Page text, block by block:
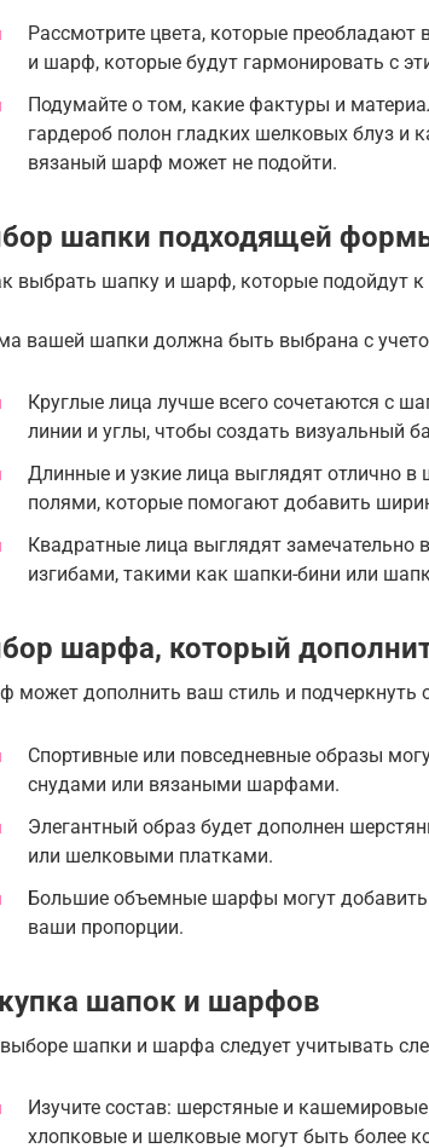
Рассмотрите цвета, которые
и шарф, которые будут гармонировать с
Подумайте о том, какие фактуры и
гардероб полон гладких шелковых блуз и
вязаный шарф может не подойти.
шапки подходящей
вашей шапки должна быть выбрана с
Круглые лица лучше всего сочетаются с
линии и углы, чтобы создать визуальный
Длинные и узкие лица выглядят отлично
полями, которые помогают добавить
Квадратные лица выглядят
изгибами, такими как шапки-бини или
шарфа, который
может дополнить ваш стиль и подчеркнуть
Спортивные или повседневные образы
снудами или вязаными шарфами.
Элегантный образ будет дополнен
или шелковыми платками.
Большие объемные шарфы могут
ваши пропорции.
шапок и шарфов
шапки и шарфа следует учитывать
Изучите состав: шерстяные и кашемировые
хлопковые и шелковые могут быть более